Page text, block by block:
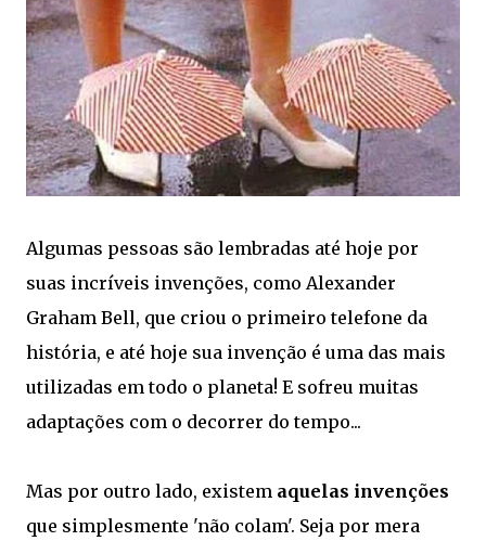
Algumas pessoas são lembradas até hoje por
suas incríveis invenções, como Alexander
Graham Bell, que criou o primeiro telefone da
história, e até hoje sua invenção é uma das mais
utilizadas em todo o planeta! E sofreu muitas
adaptações com o decorrer do tempo...
Mas por outro lado, existem aquelas invenções
que simplesmente 'não colam'. Seja por mera